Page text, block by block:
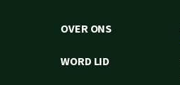
OVER ONS
WORD LID